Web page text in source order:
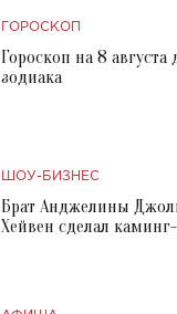
ГОРОСКОП
Гороскоп на 8 августа
зодиака
ШОУ-БИЗНЕС
Брат Анджелины
Хейвен сделал